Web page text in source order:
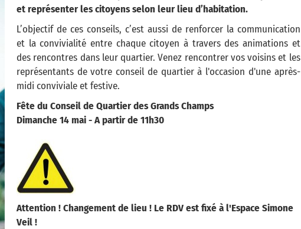
et représenter les citoyens selon leur lieu d’habitation.
L’objectif de ces conseils, c’est aussi de renforcer la communication
et la convivialité entre chaque citoyen à travers des animations et
des rencontres dans leur quartier. Venez rencontrer vos voisins et les
représentants de votre conseil de quartier à l'occasion d'une après-
midi conviviale et festive.
Fête du Conseil de Quartier des Grands Champs
Dimanche 14 mai - A partir de 11h30
Attention ! Changement de lieu ! Le RDV est fixé à l'Espace Simone
Veil !